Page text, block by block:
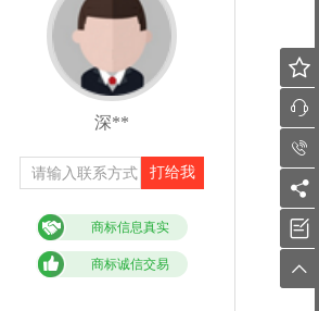
深**
打给我
商标信息真实
商标诚信交易





